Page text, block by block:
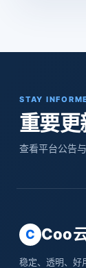
STAY
重要
查看平台公告
C Coo
稳定、透明、好